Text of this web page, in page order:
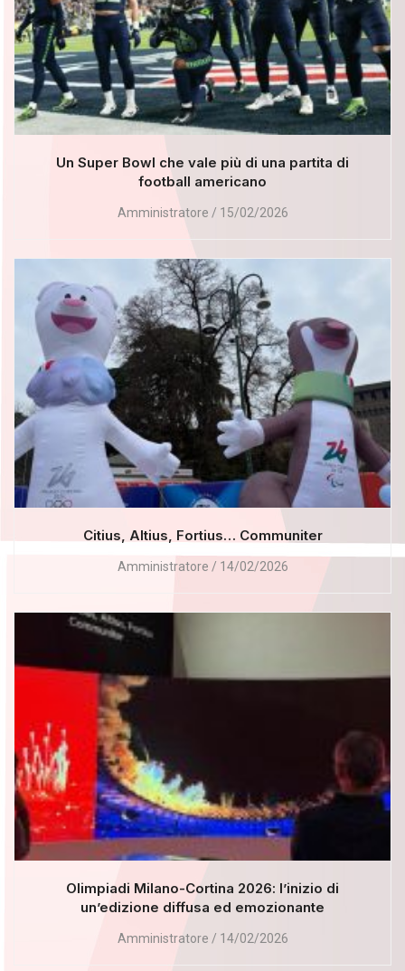
Un Super Bowl che vale più di una partita di
football americano
Amministratore 15/02/2026
Citius, Altius, Fortius… Communiter
Amministratore 14/02/2026
Olimpiadi Milano-Cortina 2026: l’inizio di
un’edizione diffusa ed emozionante
Amministratore 14/02/2026